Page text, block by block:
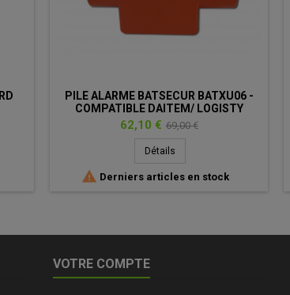
PILE ALARME BATSECUR BATXU06 -
COMPATIBLE DAITEM/ LOGISTY
RXU06X - ALCALINE - 6V - 15AH
Prix
62,10 € Prix
de
69,00 €
Détails
 Derniers articles en stock
VOTRE COMPTE